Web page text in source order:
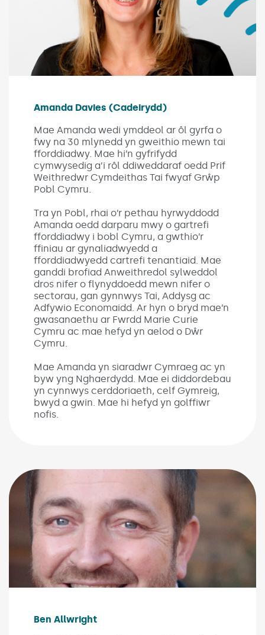
Amanda Davies (Cadeirydd)
Mae Amanda wedi ymddeol ar ôl gyrfa o
fwy na 30 mlynedd yn gweithio mewn tai
fforddiadwy. Mae hi’n gyfrifydd
cymwysedig a’i rôl ddiweddaraf oedd Prif
Weithredwr Cymdeithas Tai fwyaf Grŵp
Pobl Cymru.
Tra yn Pobl, rhai o’r pethau hyrwyddodd
Amanda oedd darparu mwy o gartrefi
fforddiadwy i bobl Cymru, a gwthio’r
ffiniau ar gynaliadwyedd a
fforddiadwyedd cartrefi tenantiaid. Mae
ganddi brofiad Anweithredol sylweddol
dros nifer o flynyddoedd mewn nifer o
sectorau, gan gynnwys Tai, Addysg ac
Adfywio Economaidd. Ar hyn o bryd mae’n
gwasanaethu ar Fwrdd Marie Curie
Cymru ac mae hefyd yn aelod o Dŵr
Cymru.
Mae Amanda yn siaradwr Cymraeg ac yn
byw yng Nghaerdydd. Mae ei diddordebau
yn cynnwys cerddoriaeth, celf Gymreig,
bwyd a gwin. Mae hi hefyd yn golffiwr
nofis.
Ben Allwright